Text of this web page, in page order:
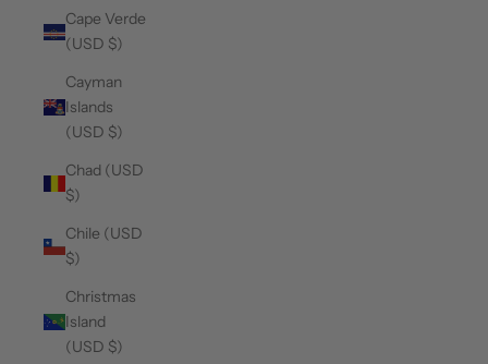
Cape Verde
(USD $)
Cayman
Islands
(USD $)
Chad (USD
$)
Chile (USD
$)
Christmas
Island
(USD $)